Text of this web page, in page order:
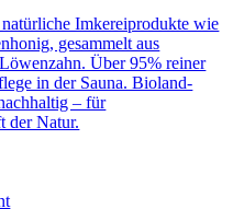
Imkereiprodukte wie
gesammelt aus
Über 95% reiner
in der Sauna. Bioland-
– für
der Natur.